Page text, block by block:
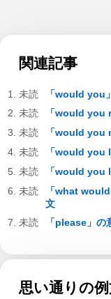
関連記事
「would you
「would you
「would you
「would you
「would you
「what
文
「please」
思い通りの